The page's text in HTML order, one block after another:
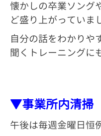
懐かしの卒業ソング
ど盛り上がっていま
自分の話をわかりや
聞くトレーニングに
▼事業所内清掃
午後は毎週金曜日恒